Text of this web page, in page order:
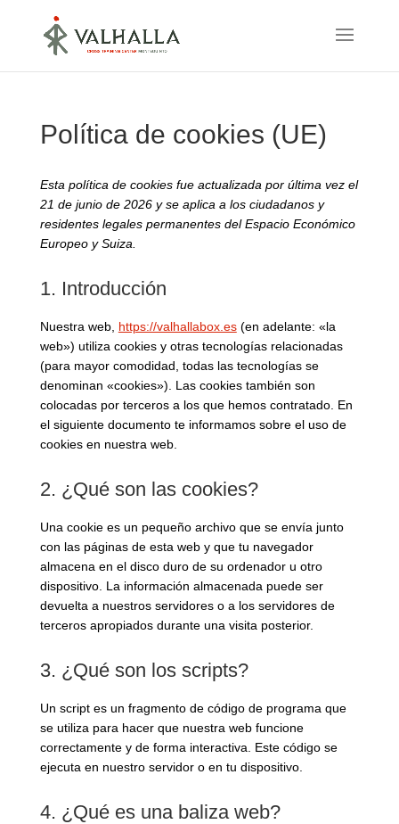
Política de cookies (UE)
Esta política de cookies fue actualizada por última vez el
21 de junio de 2026 y se aplica a los ciudadanos y
residentes legales permanentes del Espacio Económico
Europeo y Suiza.
1. Introducción
Nuestra web, https://valhallabox.es(en adelante: «la
web») utiliza cookies y otras tecnologías relacionadas
(para mayor comodidad, todas las tecnologías se
denominan «cookies»). Las cookies también son
colocadas por terceros a los que hemos contratado. En
el siguiente documento te informamos sobre el uso de
cookies en nuestra web.
2. ¿Qué son las cookies?
Una cookie es un pequeño archivo que se envía junto
con las páginas de esta web y que tu navegador
almacena en el disco duro de su ordenador u otro
dispositivo. La información almacenada puede ser
devuelta a nuestros servidores o a los servidores de
terceros apropiados durante una visita posterior.
3. ¿Qué son los scripts?
Un script es un fragmento de código de programa que
se utiliza para hacer que nuestra web funcione
correctamente y de forma interactiva. Este código se
ejecuta en nuestro servidor o en tu dispositivo.
4. ¿Qué es una baliza web?